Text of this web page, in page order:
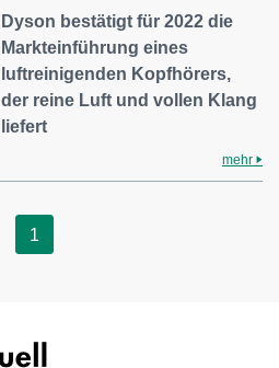
Dyson bestätigt für 2022 die
Markteinführung eines
luftreinigenden Kopfhörers,
der reine Luft und vollen Klang
liefert
mehr
1